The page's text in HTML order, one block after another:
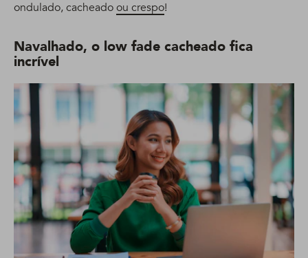
ondulado, cacheadoou crespo!
Navalhado, o low fade cacheado fica
incrível